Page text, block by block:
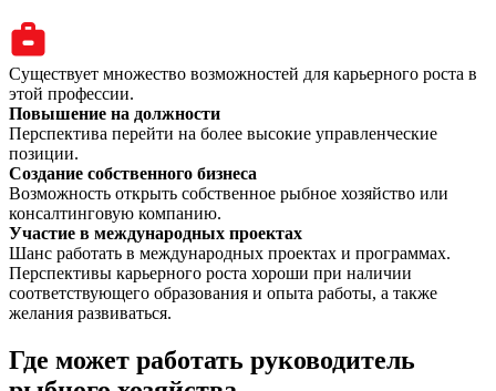
Существует множество возможностей для карьерного роста в
этой профессии.
Повышение на должности
Перспектива перейти на более высокие управленческие
позиции.
Создание собственного бизнеса
Возможность открыть собственное рыбное хозяйство или
консалтинговую компанию.
Участие в международных проектах
Шанс работать в международных проектах и программах.
Перспективы карьерного роста хороши при наличии
соответствующего образования и опыта работы, а также
желания развиваться.
Где может работать руководитель